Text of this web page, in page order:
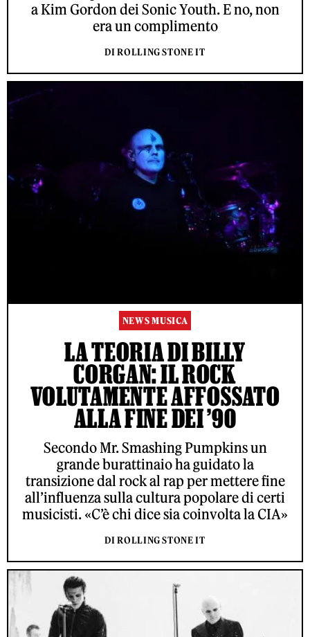
a Kim Gordon dei Sonic Youth. E no, non
era un complimento
DI ROLLING STONE IT
NEWS MUSICA
LA TEORIA DI BILLY
CORGAN: IL ROCK
VOLUTAMENTE AFFOSSATO
ALLA FINE DEI ’90
Secondo Mr. Smashing Pumpkins un
grande burattinaio ha guidato la
transizione dal rock al rap per mettere fine
all’influenza sulla cultura popolare di certi
musicisti. «C’è chi dice sia coinvolta la CIA»
DI ROLLING STONE IT